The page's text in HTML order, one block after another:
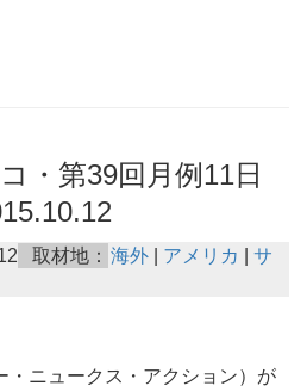
・第39回月例11日
取材地： 海外 アメリカ
サ
ニュークス・アクション）が